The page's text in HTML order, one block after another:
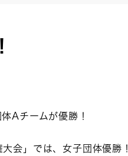
Aチームが優勝！
会」では、女子団体優勝！